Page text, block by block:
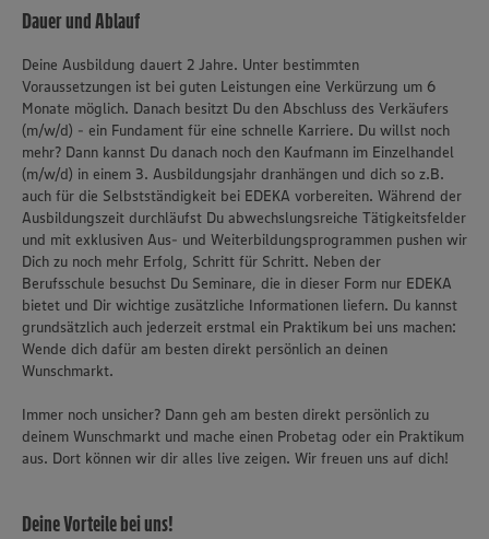
Dauer und Ablauf
Deine Ausbildung dauert 2 Jahre. Unter bestimmten
Voraussetzungen ist bei guten Leistungen eine Verkürzung um 6
Monate möglich. Danach besitzt Du den Abschluss des Verkäufers
(m/w/d) - ein Fundament für eine schnelle Karriere. Du willst noch
mehr? Dann kannst Du danach noch den Kaufmann im Einzelhandel
(m/w/d) in einem 3. Ausbildungsjahr dranhängen und dich so z.B.
auch für die Selbstständigkeit bei EDEKA vorbereiten. Während der
Ausbildungszeit durchläufst Du abwechslungsreiche Tätigkeitsfelder
und mit exklusiven Aus- und Weiterbildungsprogrammen pushen wir
Dich zu noch mehr Erfolg, Schritt für Schritt. Neben der
Berufsschule besuchst Du Seminare, die in dieser Form nur EDEKA
bietet und Dir wichtige zusätzliche Informationen liefern. Du kannst
grundsätzlich auch jederzeit erstmal ein Praktikum bei uns machen:
Wende dich dafür am besten direkt persönlich an deinen
Wunschmarkt.
Immer noch unsicher? Dann geh am besten direkt persönlich zu
deinem Wunschmarkt und mache einen Probetag oder ein Praktikum
aus. Dort können wir dir alles live zeigen. Wir freuen uns auf dich!
Deine Vorteile bei uns!